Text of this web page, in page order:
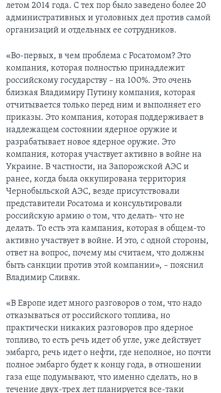
летом 2014 года. С тех пор было заведено более 20
административных и уголовных дел против самой
организаций и отдельных ее сотрудников.
«Во-первых, в чем проблема с Росатомом? Это
компания, которая полностью принадлежит
российскому государству – на 100%. Это очень
близкая Владимиру Путину компания, которая
отчитывается только перед ним и выполняет его
приказы. Это компания, которая поддерживает в
надлежащем состоянии ядерное оружие и
разрабатывает новое ядерное оружие. Это
компания, которая участвует активно в войне на
Украине. В частности, на Запорожской АЭС и
ранее, когда была оккупирована территория
Чернобыльской АЭС, везде присутствовали
представители Росатома и консультировали
российскую армию о том, что делать- что не
делать. То есть эта кампания, которая в общем-то
активно участвует в войне. И это, с одной стороны,
ответ на вопрос, почему мы считаем, что должны
быть санкции против этой компании», – пояснил
Владимир Сливяк.
«В Европе идет много разговоров о том, что надо
отказываться от российского топлива, но
практически никаких разговоров про ядерное
топливо, то есть речь идет об угле, уже действует
эмбарго, речь идет о нефти, где неполное, но почти
полное эмбарго будет к концу года, в отношении
газа еще подумывают, что именно сделать, но в
течение двух-трех лет планируется все-таки